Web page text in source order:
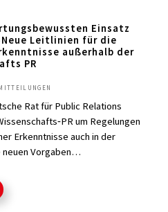
Einsatz
Leitlinien für die
außerhalb der
PR
Rat für Public Relations
um Regelungen
Erkenntnisse auch in der
neuen Vorgaben…